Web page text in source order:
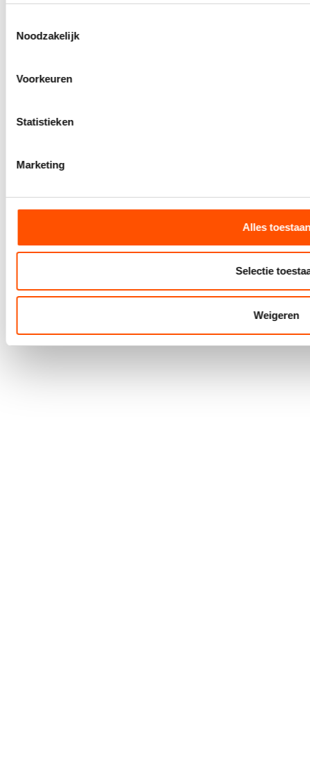
Selection
Noodzakelijk
Voorkeuren
Statistieken
Marketing
Alles toestaan
Selectie
Weigeren